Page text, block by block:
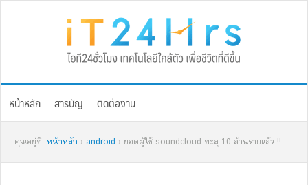
หน้าหลัก สารบัญ ติดต่องาน
คุณอยู่ที่: หน้าหลัก › android › ยอดผู้ใช้ soundcloud ทะลุ 10 ล้านรายแล้ว !!